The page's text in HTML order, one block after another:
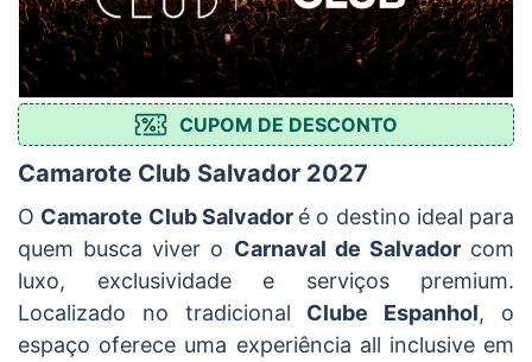
CUPOM DE DESCONTO
Camarote Club Salvador 2027
O Camarote Club Salvador é o destino ideal para
quem busca viver o Carnaval de Salvadorcom
luxo, exclusividade e serviços premium.
Localizado no tradicional Clube Espanhol, o
espaço oferece uma experiência all inclusive em